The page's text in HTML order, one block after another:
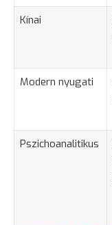
Kínai
Modern nyugati
Pszichoanalitikus